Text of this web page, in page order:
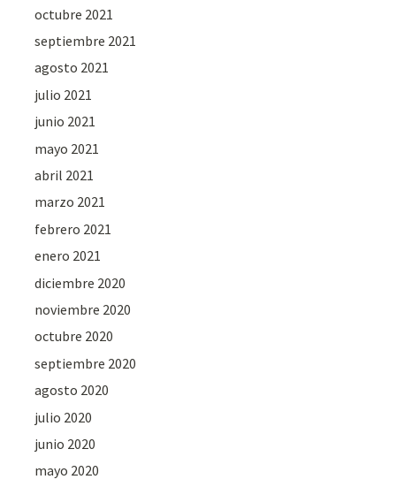
octubre 2021
septiembre 2021
agosto 2021
julio 2021
junio 2021
mayo 2021
abril 2021
marzo 2021
febrero 2021
enero 2021
diciembre 2020
noviembre 2020
octubre 2020
septiembre 2020
agosto 2020
julio 2020
junio 2020
mayo 2020